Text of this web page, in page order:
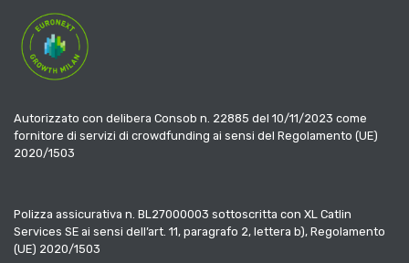
Autorizzato con delibera Consob n. 22885 del 10/11/2023 come
fornitore di servizi di crowdfunding ai sensi del Regolamento (UE)
2020/1503
Polizza assicurativa n. BL27000003 sottoscritta con XL Catlin
Services SE ai sensi dell’art. 11, paragrafo 2, lettera b), Regolamento
(UE) 2020/1503